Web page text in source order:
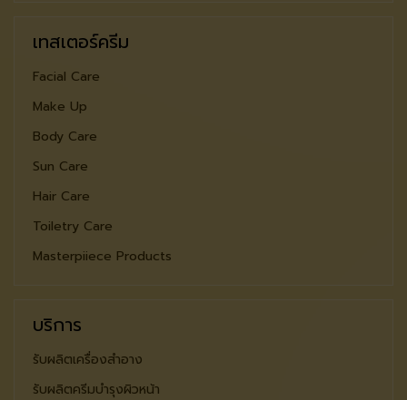
เทสเตอร์ครีม
Facial Care
Make Up
Body Care
Sun Care
Hair Care
Toiletry Care
Masterpiiece Products
บริการ
รับผลิตเครื่องสำอาง
รับผลิตครีมบำรุงผิวหน้า